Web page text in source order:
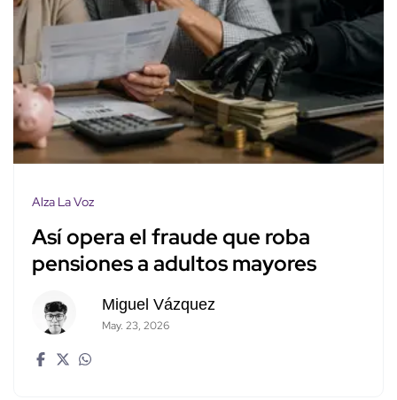
Alza La Voz
Así opera el fraude que roba
pensiones a adultos mayores
Miguel Vázquez
May. 23, 2026